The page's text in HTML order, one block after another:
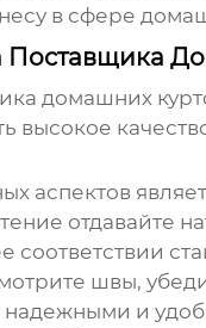
в сфере
домашних
высокое
аспектов
отдавайте
соответствии
швы,
надежными и